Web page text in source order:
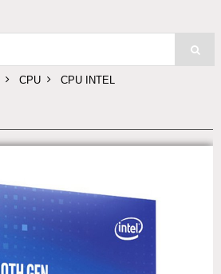
CPU CPU INTEL